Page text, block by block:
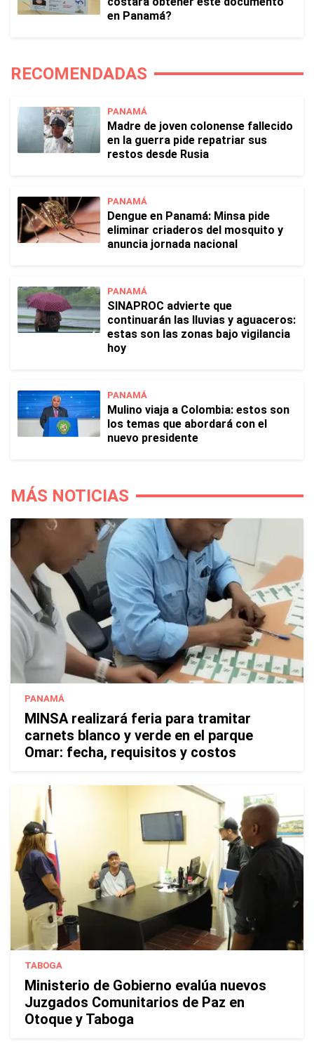
en Panamá?
RECOMENDADAS
PANAMÁ
Madre de joven colonense fallecido
en la guerra pide repatriar sus
restos desde Rusia
PANAMÁ
Dengue en Panamá: Minsa pide
eliminar criaderos del mosquito y
anuncia jornada nacional
PANAMÁ
SINAPROC advierte que
continuarán las lluvias y aguaceros:
estas son las zonas bajo vigilancia
hoy
PANAMÁ
Mulino viaja a Colombia: estos son
los temas que abordará con el
nuevo presidente
MÁS NOTICIAS
PANAMÁ
MINSA realizará feria para tramitar
carnets blanco y verde en el parque
Omar: fecha, requisitos y costos
TABOGA
Ministerio de Gobierno evalúa nuevos
Juzgados Comunitarios de Paz en
Otoque y Taboga